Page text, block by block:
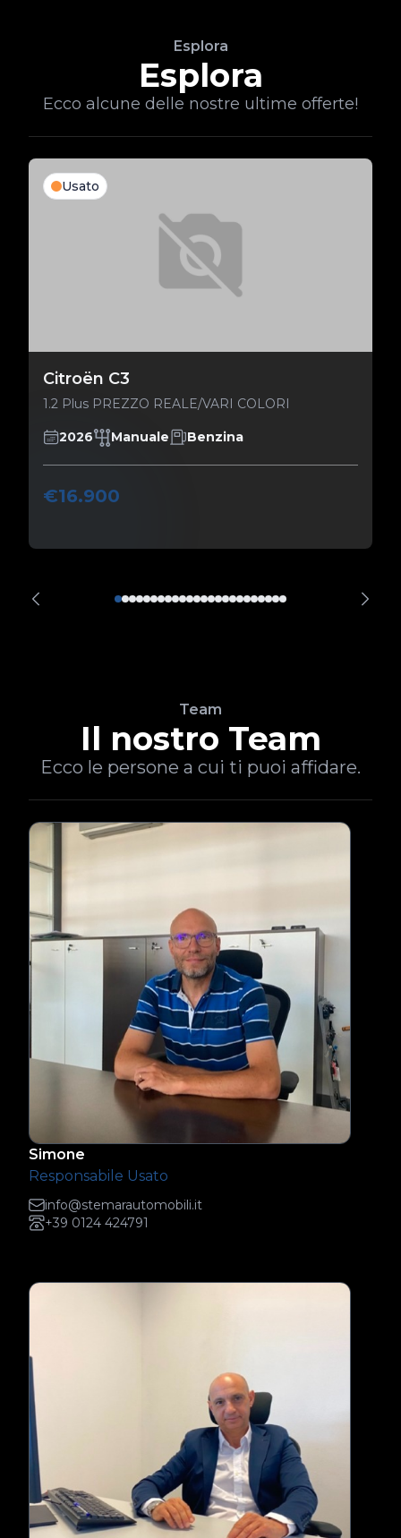
Esplora
Esplora
Ecco alcune delle nostre ultime offerte!
Usato
Citroën C3
1.2 Plus PREZZO REALE/VARI COLORI
2026 Manuale Benzina
€16.900
Team
Il nostro Team
Ecco le persone a cui ti puoi affidare.
Simone
Responsabile Usato
info@stemarautomobili.it
+39 0124 424791